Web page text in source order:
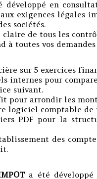
développé en
exigences légales
sociétés.
claire de tous les
à toutes vos
sur 5 exercices
internes pour
suivant.
pour arrondir les
logiciel comptable
PDF pour la
des
a été développé